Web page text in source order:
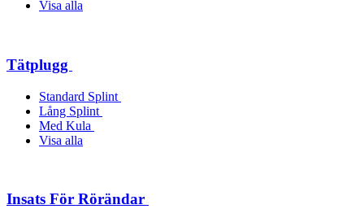
Visa alla
Tätplugg
Standard Splint
Lång Splint
Med Kula
Visa alla
Insats För Rörändar